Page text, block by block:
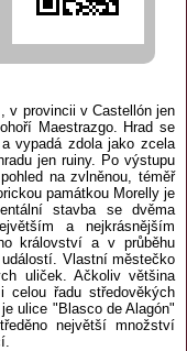
v provincii v Castellón jen
Maestrazgo. Hrad se
vypadá zdola jako zcela
jen ruiny. Po výstupu
na zvlněnou, téměř
památkou Morelly je
stavba se dvěma
a nejkrásnějším
království a v průběhu
Vlastní městečko
uliček. Ačkoliv většina
řadu středověkých
ulice "Blasco de Alagón"
největší množství